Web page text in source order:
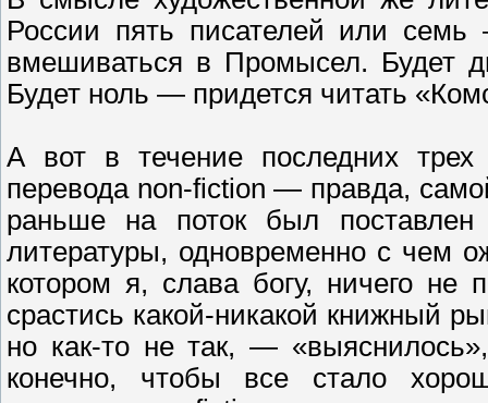
России пять писателей или
вмешиваться в Промысел. Будет
Будет ноль — придется читать
А вот в течение последних
перевода non-fiction — правда,
раньше на поток был поставлен
литературы, одновременно с чем
котором я, слава богу, ничего
срастись какой-никакой книжный
но как-то не так, —
конечно, чтобы все стало